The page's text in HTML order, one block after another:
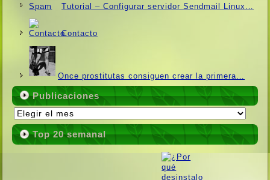
Tutorial – Configurar servidor Sendmail Linux…
Contacto
Once prostitutas consiguen crear la primera…
Publicaciones
Publicaciones
Top 20 semanal